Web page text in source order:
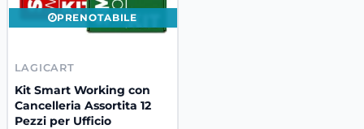
PRENOTABILE
LAGICART
Kit Smart Working con
Cancelleria Assortita 12
Pezzi per Ufficio